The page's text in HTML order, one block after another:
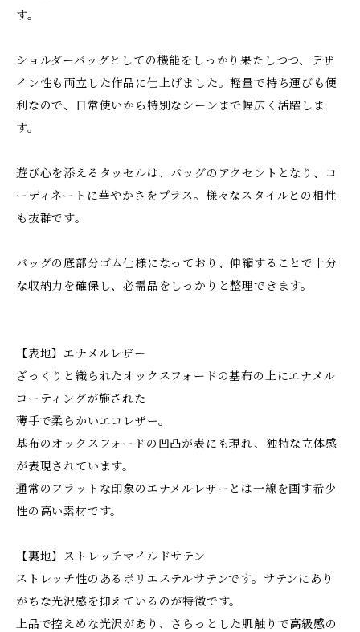
す。
ショルダーバッグとしての機能をしっかり果たしつつ、デザ
イン性も両立した作品に仕上げました。軽量で持ち運びも便
利なので、日常使いから特別なシーンまで幅広く活躍しま
す。
遊び心を添えるタッセルは、バッグのアクセントとなり、コ
ーディネートに華やかさをプラス。様々なスタイルとの相性
も抜群です。
バッグの底部分ゴム仕様になっており、伸縮することで十分
な収納力を確保し、必需品をしっかりと整理できます。
【表地】エナメルレザー
ざっくりと織られたオックスフォードの基布の上にエナメル
コーティングが施された
薄手で柔らかいエコレザー。
基布のオックスフォードの凹凸が表にも現れ、独特な立体感
が表現されています。
通常のフラットな印象のエナメルレザーとは一線を画す希少
性の高い素材です。
【裏地】ストレッチマイルドサテン
ストレッチ性のあるポリエステルサテンです。サテンにあり
がちな光沢感を抑えているのが特徴です。
上品で控えめな光沢があり、さらっとした肌触りで高級感の